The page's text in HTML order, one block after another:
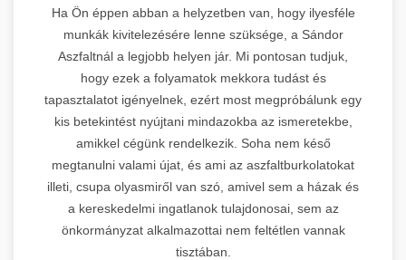
Ha Ön éppen abban a helyzetben van, hogy ilyesféle
munkák kivitelezésére lenne szüksége, a Sándor
Aszfaltnál a legjobb helyen jár. Mi pontosan tudjuk,
hogy ezek a folyamatok mekkora tudást és
tapasztalatot igényelnek, ezért most megpróbálunk egy
kis betekintést nyújtani mindazokba az ismeretekbe,
amikkel cégünk rendelkezik. Soha nem késő
megtanulni valami újat, és ami az aszfaltburkolatokat
illeti, csupa olyasmiről van szó, amivel sem a házak és
a kereskedelmi ingatlanok tulajdonosai, sem az
önkormányzat alkalmazottai nem feltétlen vannak
tisztában.